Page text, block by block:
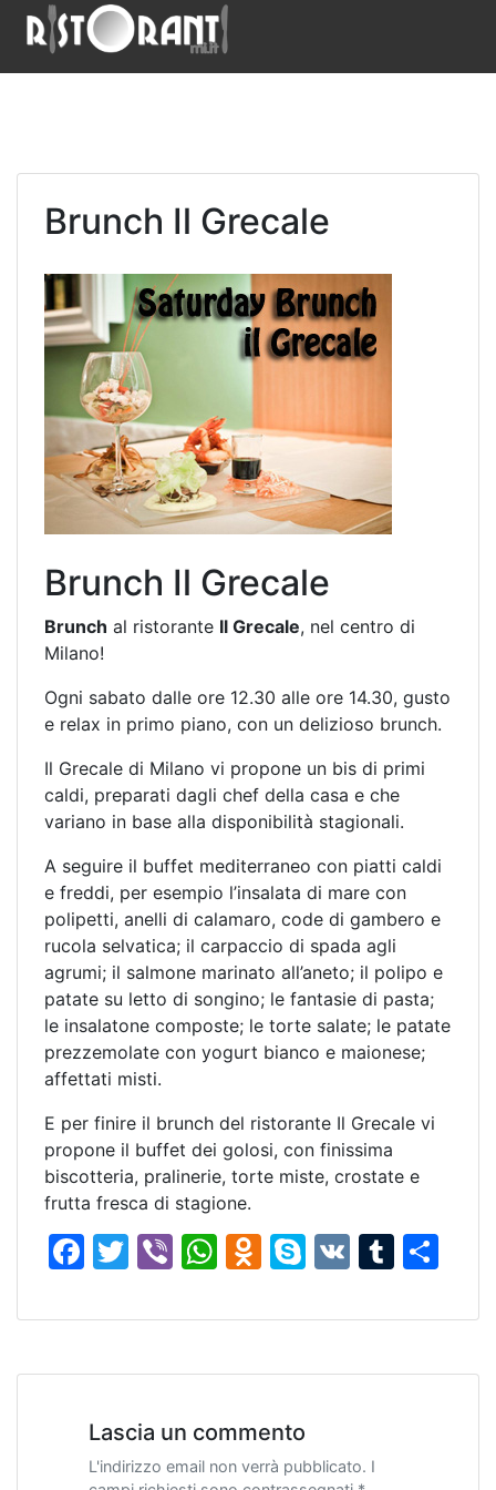
Brunch Il Grecale
Brunch Il Grecale
Brunch al ristorante Il Grecale, nel centro di
Milano!
Ogni sabato dalle ore 12.30 alle ore 14.30, gusto
e relax in primo piano, con un delizioso brunch.
Il Grecale di Milano vi propone un bis di primi
caldi, preparati dagli chef della casa e che
variano in base alla disponibilità stagionali.
A seguire il buffet mediterraneo con piatti caldi
e freddi, per esempio l’insalata di mare con
polipetti, anelli di calamaro, code di gambero e
rucola selvatica; il carpaccio di spada agli
agrumi; il salmone marinato all’aneto; il polipo e
patate su letto di songino; le fantasie di pasta;
le insalatone composte; le torte salate; le patate
prezzemolate con yogurt bianco e maionese;
affettati misti.
E per finire il brunch del ristorante Il Grecale vi
propone il buffet dei golosi, con finissima
biscotteria, pralinerie, torte miste, crostate e
frutta fresca di stagione.
F
c
o
o
T
itt
Vi
er
W
at
p
p
O
n
a
s
S
y
V
T
m n
Lascia un commento
L'indirizzo email non verrà pubblicato. I